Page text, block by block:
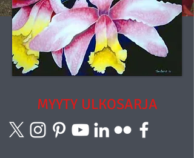
MYYTY ULKOSARJA